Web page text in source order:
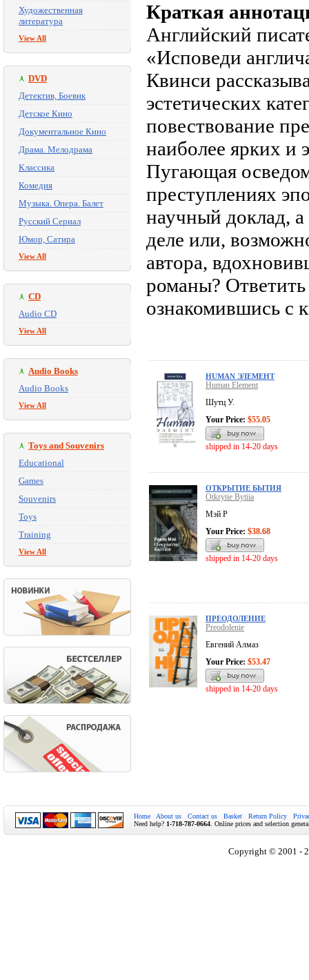
Художественная
литература
View All
DVD
Детектив, Боевик
Детское Кино
Документальное Кино
Драма. Мелодрама
Классика
Комедия
Музыка. Опера. Балет
Русский Сериал
Юмор, Сатира
View All
CD
Audio CD
View All
Audio Books
Audio Books
View All
Toys and Souvenirs
Educational
Games
Souvenirs
Toys
Training
View All
Краткая
Английский
«Исповеди
Квинси
эстетических
повествование
наиболее ярких и
Пугающая
преступлениях
научный доклад,
деле или,
автора,
романы? Ответить
ознакомившись с
HUMAN ЭЛЕМЕНТ
Human Element
Шутц У.
Your Price: $55.05
shipped in 14-20 days
ОТКРЫТИЕ БЫТИЯ
Otkrytie Bytiia
Мэй Р
Your Price: $38.68
shipped in 14-20 days
ПРЕОДОЛЕНИЕ
Preodolenie
Евгений Алмаз
Your Price: $53.47
shipped in 14-20 days
Home About us Contact us Basket Return Policy
Need help? 1-718-787-0664 . Online prices and selection
Copyright © 2001 -